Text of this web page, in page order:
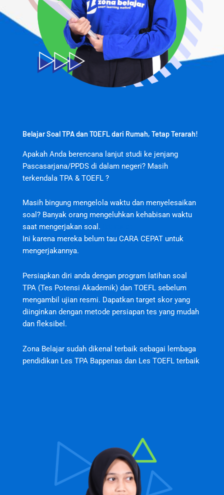
Belajar Soal TPA dan TOEFL dari Rumah, Tetap Terarah!
Apakah Anda berencana lanjut studi ke jenjang
Pascasarjana/PPDS di dalam negeri? Masih
terkendala TPA & TOEFL ?
Masih bingung mengelola waktu dan menyelesaikan
soal? Banyak orang mengeluhkan kehabisan waktu
saat mengerjakan soal.
Ini karena mereka belum tau CARA CEPAT untuk
mengerjakannya.
Persiapkan diri anda dengan program latihan soal
TPA (Tes Potensi Akademik) dan TOEFL sebelum
mengambil ujian resmi. Dapatkan target skor yang
diinginkan dengan metode persiapan tes yang mudah
dan fleksibel.
Zona Belajar sudah dikenal terbaik sebagai lembaga
pendidikan Les TPA Bappenas dan Les TOEFL terbaik